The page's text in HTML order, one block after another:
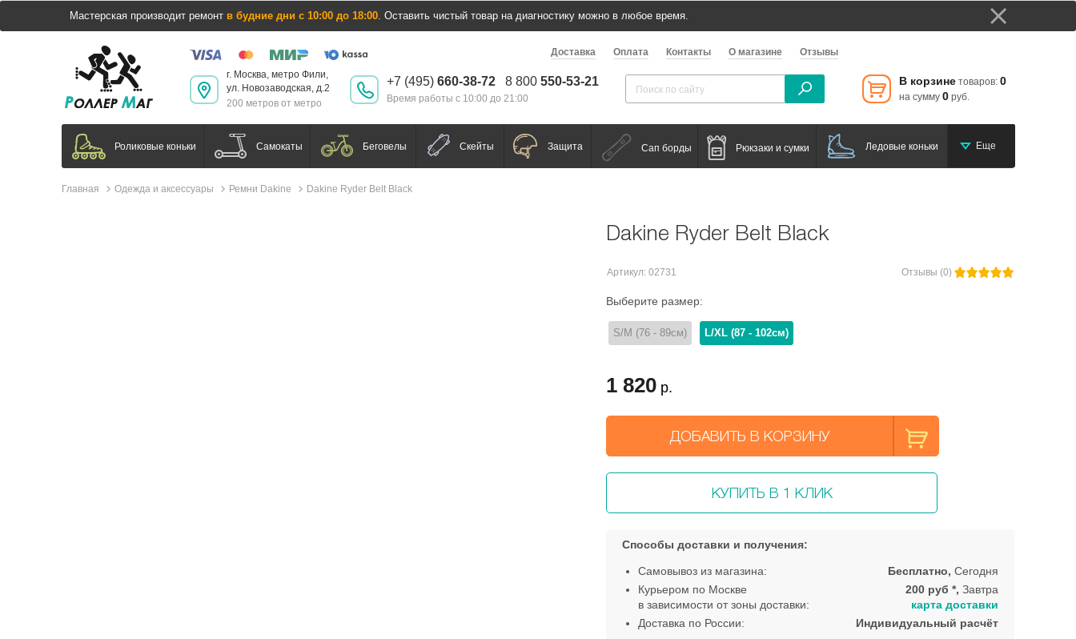
Мастерская производит ремонт в будние дни с 10:00 до 18:00. Оставить чистый товар на диагностику можно в любое время.
Доставка Оплата Контакты О магазине Отзывы
В корзине товаров: 0
на сумму 0 руб.
г. Москва, метро Фили,
ул. Новозаводская, д.2
200 метров от метро
+7 (495) 660-38-72 8 800 550-53-21
Время работы с 10:00 до 21:00
Роликовые коньки Самокаты Беговелы Скейты Защита Сап борды Рюкзаки и сумки Ледовые коньки Еще
Главная Одежда и аксессуары Ремни Dakine Dakine Ryder Belt Black
Dakine Ryder Belt Black
Артикул: 02731 Отзывы (0)
Выберите размер:
S/М (76 - 89см) L/XL (87 - 102см)
1 820 р.
ДОБАВИТЬ В КОРЗИНУ
КУПИТЬ В 1 КЛИК
Способы доставки и получения:
Самовывоз из магазина: Бесплатно, Сегодня
Курьером по Москве
в зависимости от зоны доставки:
200 руб *, Завтра
карта доставки
Доставка по России:
Индивидуальный расчёт